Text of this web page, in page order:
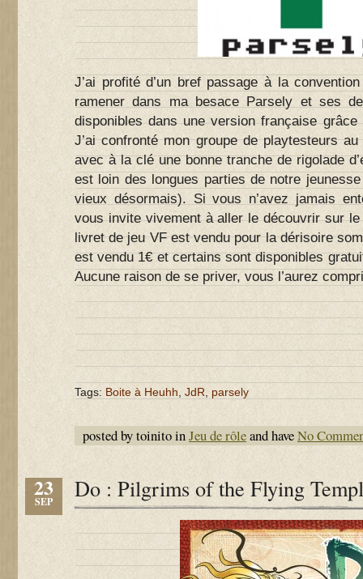
J’ai profité d’un bref passage à la
ramener dans ma besace Parsely et ses
disponibles dans une version française
J’ai confronté mon groupe de playtesteurs
avec à la clé une bonne tranche de rigolade
est loin des longues parties de notre
vieux désormais). Si vous n’avez jamais
vous invite vivement à aller le découvrir sur
livret de jeu VF est vendu pour la dérisoire
est vendu 1€ et certains sont disponibles
Aucune raison de se priver, vous l’aurez
Tags: Boite à Heuhh JdR parsely
posted by toinito inJeu de rôleand haveNo
23
SEP Do : Pilgrims of the Flying